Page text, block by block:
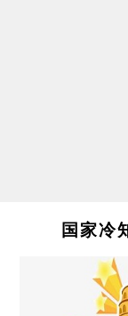
国家冷